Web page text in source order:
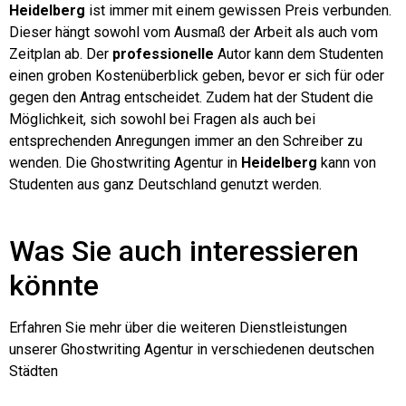
Heidelberg ist immer mit einem gewissen Preis verbunden.
Dieser hängt sowohl vom Ausmaß der Arbeit als auch vom
Zeitplan ab. Der professionelle Autor kann dem Studenten
einen groben Kostenüberblick geben, bevor er sich für oder
gegen den Antrag entscheidet. Zudem hat der Student die
Möglichkeit, sich sowohl bei Fragen als auch bei
entsprechenden Anregungen immer an den Schreiber zu
wenden. Die Ghostwriting Agentur in Heidelberg kann von
Studenten aus ganz Deutschland genutzt werden.
Was Sie auch interessieren
könnte
Erfahren Sie mehr über die weiteren Dienstleistungen
unserer Ghostwriting Agentur in verschiedenen deutschen
Städten